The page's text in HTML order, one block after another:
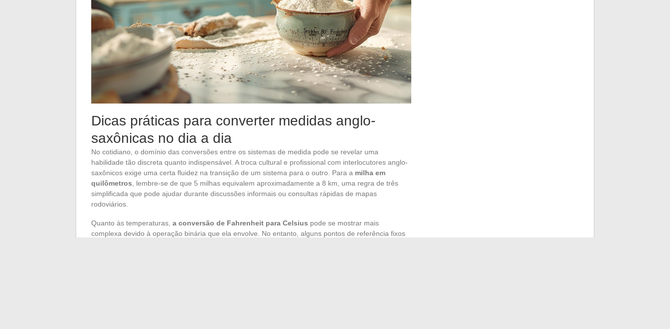
Dicas práticas para converter medidas anglo-
saxônicas no dia a dia
No cotidiano, o domínio das conversões entre os sistemas de medida pode se revelar uma
habilidade tão discreta quanto indispensável. A troca cultural e profissional com interlocutores anglo-
saxônicos exige uma certa fluidez na transição de um sistema para o outro. Para a milha em
quilômetros , lembre-se de que 5 milhas equivalem aproximadamente a 8 km, uma regra de três
simplificada que pode ajudar durante discussões informais ou consultas rápidas de mapas
rodoviários.
Quanto às temperaturas, a conversão de Fahrenheit para Celsius pode se mostrar mais
complexa devido à operação binária que ela envolve. No entanto, alguns pontos de referência fixos